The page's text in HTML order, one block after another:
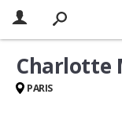
Charlotte
PARIS